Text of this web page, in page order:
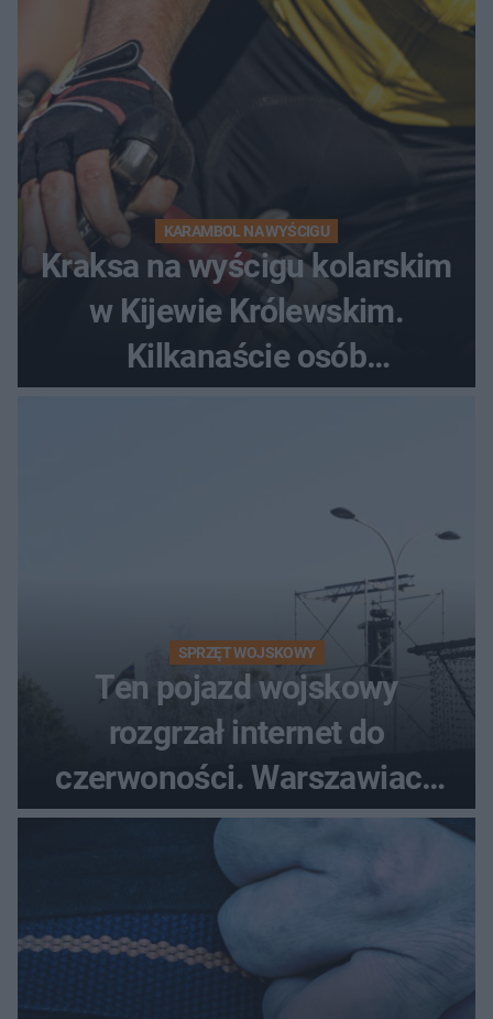
KARAMBOL NA WYŚCIGU
Kraksa na wyścigu kolarskim
w Kijewie Królewskim.
Kilkanaście osób
SPRZĘT WOJSKOWY
Ten pojazd wojskowy
rozgrzał internet do
czerwoności. Warszawiacy
pytali, czy to Mad Max!